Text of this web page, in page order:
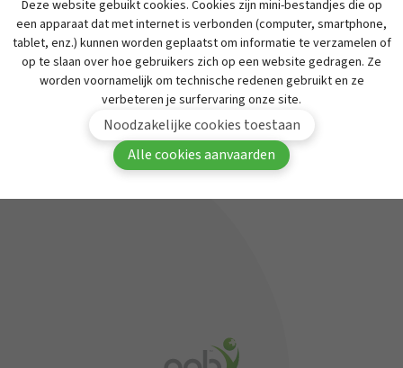
MyAPB
Om deze inhoud te bekijken moet je aangemeld
zijn in MyAPB.
Aanmelden Word lid van APB
Werken bij APB
Dienst geneesmiddelen onderzoek
Contact
Deze website gebuikt cookies. Cookies zijn mini-bestandjes die op
een apparaat dat met internet is verbonden (computer, smartphone,
tablet, enz.) kunnen worden geplaatst om informatie te verzamelen of
op te slaan over hoe gebruikers zich op een website gedragen. Ze
worden voornamelijk om technische redenen gebruikt en ze
verbeteren je surfervaring onze site.
Noodzakelijke cookies toestaan
Alle cookies aanvaarden